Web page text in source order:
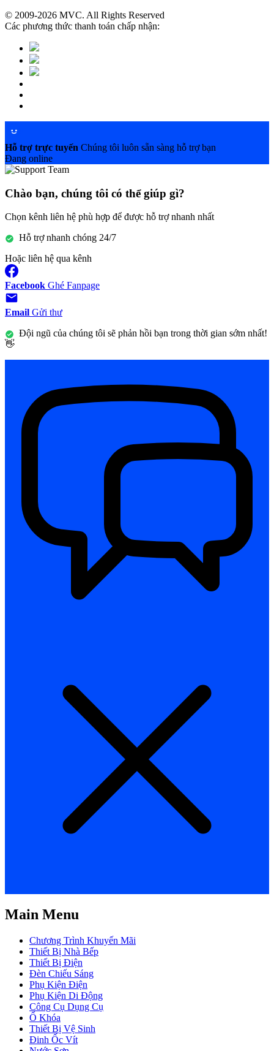
© 2009-2026 MVC. All Rights Reserved
Các phương thức thanh toán chấp nhận:
Hỗ trợ trực tuyến Chúng tôi luôn sẵn sàng hỗ trợ bạn
Đang online
Chào bạn, chúng tôi có thể giúp gì?
Chọn kênh liên hệ phù hợp để được hỗ trợ nhanh nhất
Hỗ trợ nhanh chóng 24/7
Hoặc liên hệ qua kênh
Facebook Ghé Fanpage
Email Gửi thư
Đội ngũ của chúng tôi sẽ phản hồi bạn trong thời gian sớm nhất!
👋
Main Menu
Chương Trình Khuyến Mãi
Thiết Bị Nhà Bếp
Thiết Bị Điện
Đèn Chiếu Sáng
Phụ Kiện Điện
Phụ Kiện Di Động
Công Cụ Dụng Cụ
Ổ Khóa
Thiết Bị Vệ Sinh
Đinh Ốc Vít